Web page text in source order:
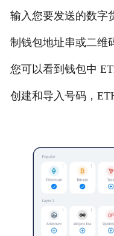
输入您要发送的数字
制钱包地址串或二维
您可以看到钱包中
创建和导入号码，